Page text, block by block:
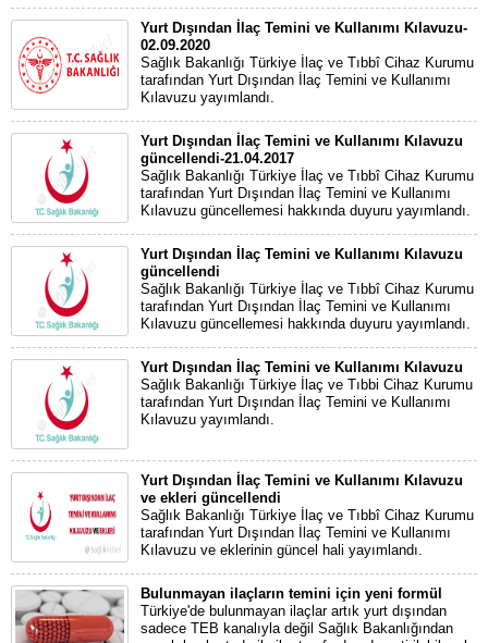
Yurt Dışından İlaç Temini ve Kullanımı Kılavuzu-
02.09.2020
Sağlık Bakanlığı Türkiye İlaç ve Tıbbî Cihaz Kurumu
tarafından Yurt Dışından İlaç Temini ve Kullanımı
Kılavuzu yayımlandı.
Yurt Dışından İlaç Temini ve Kullanımı Kılavuzu
güncellendi-21.04.2017
Sağlık Bakanlığı Türkiye İlaç ve Tıbbî Cihaz Kurumu
tarafından Yurt Dışından İlaç Temini ve Kullanımı
Kılavuzu güncellemesi hakkında duyuru yayımlandı.
Yurt Dışından İlaç Temini ve Kullanımı Kılavuzu
güncellendi
Sağlık Bakanlığı Türkiye İlaç ve Tıbbî Cihaz Kurumu
tarafından Yurt Dışından İlaç Temini ve Kullanımı
Kılavuzu güncellemesi hakkında duyuru yayımlandı.
Yurt Dışından İlaç Temini ve Kullanımı Kılavuzu
Sağlık Bakanlığı Türkiye İlaç ve Tıbbi Cihaz Kurumu
tarafından Yurt Dışından İlaç Temini ve Kullanımı
Kılavuzu yayımlandı.
Yurt Dışından İlaç Temini ve Kullanımı Kılavuzu
ve ekleri güncellendi
Sağlık Bakanlığı Türkiye İlaç ve Tıbbî Cihaz Kurumu
tarafından Yurt Dışından İlaç Temini ve Kullanımı
Kılavuzu ve eklerinin güncel hali yayımlandı.
Bulunmayan ilaçların temini için yeni formül
Türkiye'de bulunmayan ilaçlar artık yurt dışından
sadece TEB kanalıyla değil Sağlık Bakanlığından